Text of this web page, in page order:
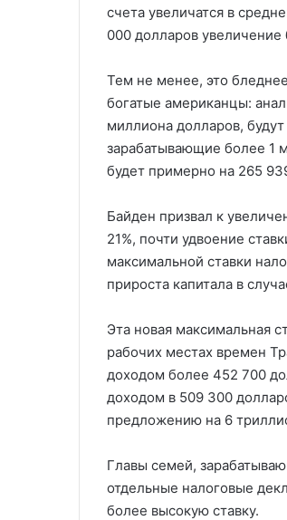
счета увеличатся в
000 долларов
Тем не менее, это
богатые американцы:
миллиона долларов,
зарабатывающие более 1
будет примерно на 265
Байден призвал к
21%, почти удвоение
максимальной ставки
прироста капитала в
Эта новая максимальная
рабочих местах времен
доходом более 452 700
доходом в 509 300
предложению на 6
Главы семей,
отдельные налоговые
более высокую ставку.